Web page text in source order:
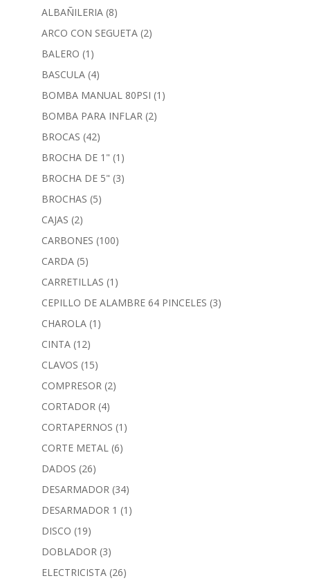
ALBAÑILERIA (8)
ARCO CON SEGUETA (2)
BALERO (1)
BASCULA (4)
BOMBA MANUAL 80PSI (1)
BOMBA PARA INFLAR (2)
BROCAS (42)
BROCHA DE 1" (1)
BROCHA DE 5" (3)
BROCHAS (5)
CAJAS (2)
CARBONES (100)
CARDA (5)
CARRETILLAS (1)
CEPILLO DE ALAMBRE 64 PINCELES (3)
CHAROLA (1)
CINTA (12)
CLAVOS (15)
COMPRESOR (2)
CORTADOR (4)
CORTAPERNOS (1)
CORTE METAL (6)
DADOS (26)
DESARMADOR (34)
DESARMADOR 1 (1)
DISCO (19)
DOBLADOR (3)
ELECTRICISTA (26)